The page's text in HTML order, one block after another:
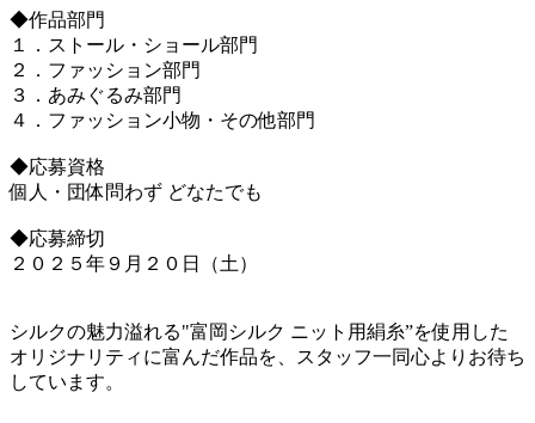
◆作品部門
１．ストール・ショール部門
２．ファッション部門
３．あみぐるみ部門
４．ファッション小物・その他部門
◆応募資格
個人・団体問わず どなたでも
◆応募締切
２０２５年９月２０日（土）
シルクの魅力溢れる"富岡シルク ニット用絹糸”を使用した
オリジナリティに富んだ作品を、スタッフ一同心よりお待ち
しています。